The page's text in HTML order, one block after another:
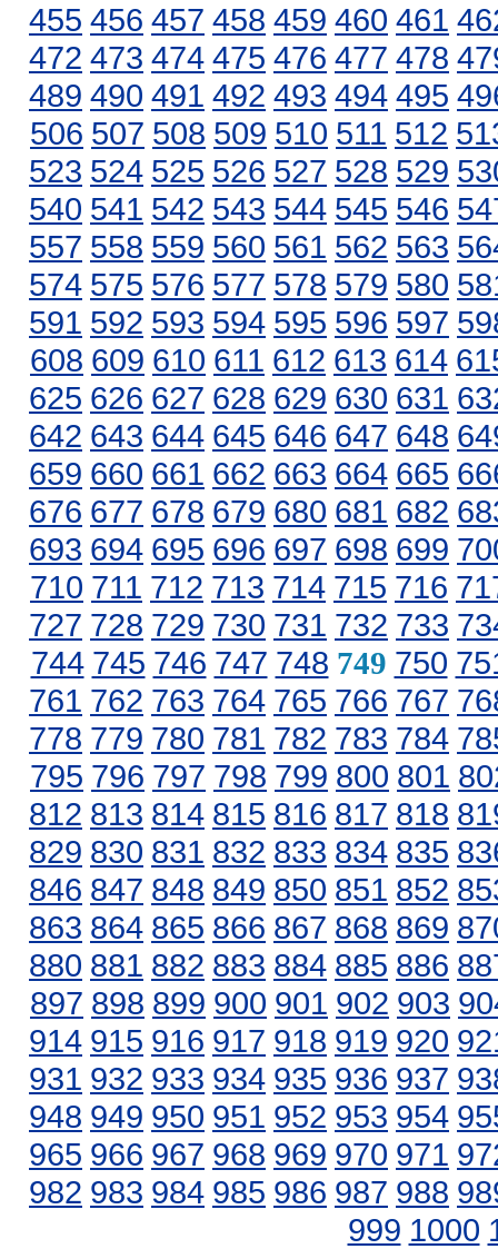
455 456 457 458 459 460 461
472 473 474 475 476 477 478
489 490 491 492 493 494 495
506 507 508 509 510 511 512
523 524 525 526 527 528 529
540 541 542 543 544 545 546
557 558 559 560 561 562 563
574 575 576 577 578 579 580
591 592 593 594 595 596 597
608 609 610 611 612 613 614
625 626 627 628 629 630 631
642 643 644 645 646 647 648
659 660 661 662 663 664 665
676 677 678 679 680 681 682
693 694 695 696 697 698 699
710 711 712 713 714 715 716
727 728 729 730 731 732 733
744 745 746 747 748 749 750
761 762 763 764 765 766 767
778 779 780 781 782 783 784
795 796 797 798 799 800 801
812 813 814 815 816 817 818
829 830 831 832 833 834 835
846 847 848 849 850 851 852
863 864 865 866 867 868 869
880 881 882 883 884 885 886
897 898 899 900 901 902 903
914 915 916 917 918 919 920
931 932 933 934 935 936 937
948 949 950 951 952 953 954
965 966 967 968 969 970 971
982 983 984 985 986 987 988
999 1000